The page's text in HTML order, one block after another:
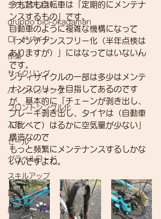
シクロクロス
gruppo bici-okadaman
ロードバイク
作業
サイクリング
バイクパッキング
フロントシングル化
入荷
セール
グラベルロード
スキルアップ
試乗車
展示会
今も昔も自転車は「定期的にメンテナ
ンスするもの」です。
自動車のように複雑な機構になって
「メンテナンスフリー化（半年点検は
ありますが）」にはなってはいないん
です。
シティサイクルの一部は多少はメンテ
ナンスフリーを目指してあるのです
が、基本的に「チェーンが剥き出し、
ブレーキ剥き出し、タイヤは（自動車
に比べて）はるかに空気量が少ない」
構造なので
もっと頻繁にメンテナンスするしかな
いんですよね。